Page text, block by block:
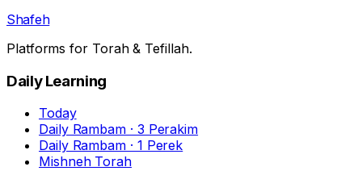
Shafeh
Platforms for Torah & Tefillah.
Daily Learning
Today
Daily Rambam · 3 Perakim
Daily Rambam · 1 Perek
Mishneh Torah